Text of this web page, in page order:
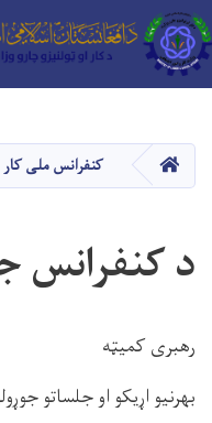
HOME کنفرانس ملی کار
د
رهبری کمیټه
بهرنیو اړیکو او جلساتو